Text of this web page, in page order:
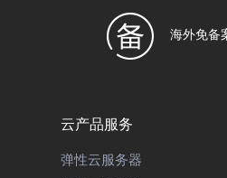
海外免备
云产品服务
弹性云服务器